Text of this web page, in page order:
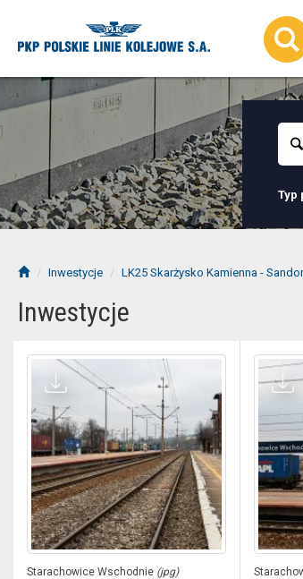
Typ
Inwestycje LK25 Skarżysko Kamienna -
Inwestycje
Starachowice Wschodnie (jpg)